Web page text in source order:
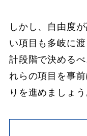
しかし、自由度
い項目も多岐に
計段階で決める
れらの項目を事
りを進めましょう